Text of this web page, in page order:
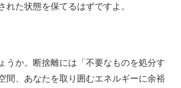
れた状態を保てるはずですよ。
うか。断捨離には「不要なものを処分す
間、あなたを取り囲むエネルギーに余裕